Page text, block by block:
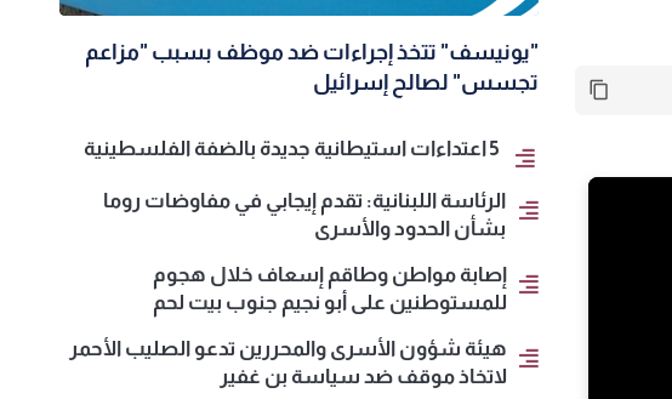
"يونيسف" تتخذ إجراءات ضد موظف بسبب "مزاعم
تجسس" لصالح إسرائيل
5 اعتداءات استيطانية جديدة بالضفة الفلسطينية
الرئاسة اللبنانية: تقدم إيجابي في مفاوضات روما
بشأن الحدود والأسرى
إصابة مواطن وطاقم إسعاف خلال هجوم
للمستوطنين على أبو نجيم جنوب بيت لحم
هيئة شؤون الأسرى والمحررين تدعو الصليب الأحمر
لاتخاذ موقف ضد سياسة بن غفير